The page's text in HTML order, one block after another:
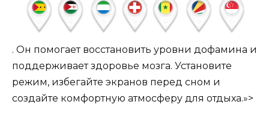
. Он помогает восстановить уровни дофамина и
поддерживает здоровье мозга. Установите
режим, избегайте экранов перед сном и
создайте комфортную атмосферу для отдыха.»>